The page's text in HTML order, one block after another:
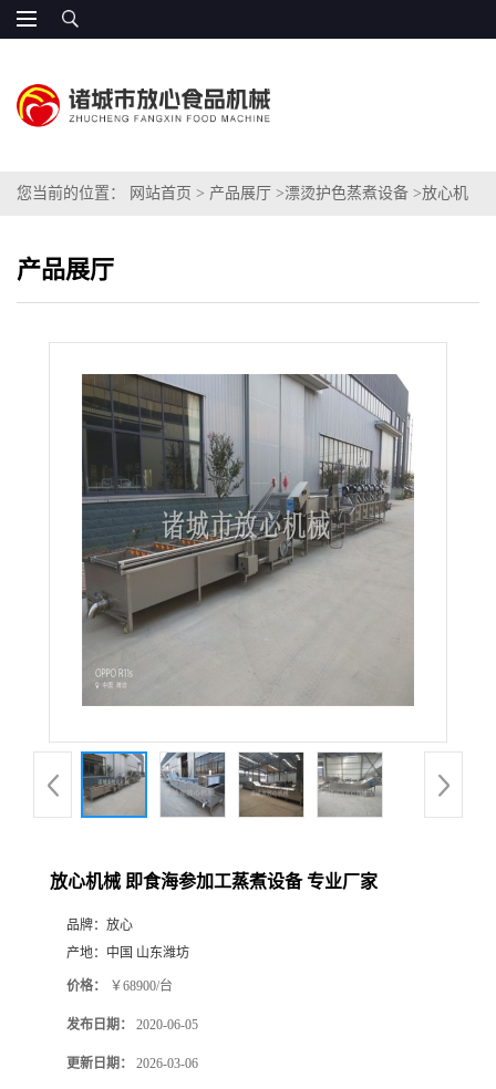
您当前的位置： 网站首页 > 产品展厅 >漂烫护色蒸煮设备 >放心机
产品展厅
放心机械 即食海参加工蒸煮设备 专业厂家
品牌： 放心
产地： 中国 山东潍坊
价格： ￥68900/台
发布日期： 2020-06-05
更新日期： 2026-03-06